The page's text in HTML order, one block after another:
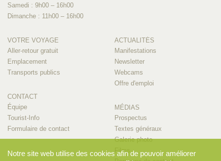
Samedi : 9h00 – 16h00
Dimanche : 11h00 – 16h00
VOTRE VOYAGE
Aller-retour gratuit
Emplacement
Transports publics
CONTACT
Équipe
Tourist-Info
Formulaire de contact
ACTUALITÉS
Manifestations
Newsletter
Webcams
Offre d'emploi
MÉDIAS
Prospectus
Textes généraux
Galerie photo
Films
Notre site web utilise des cookies afin de pouvoir améliorer